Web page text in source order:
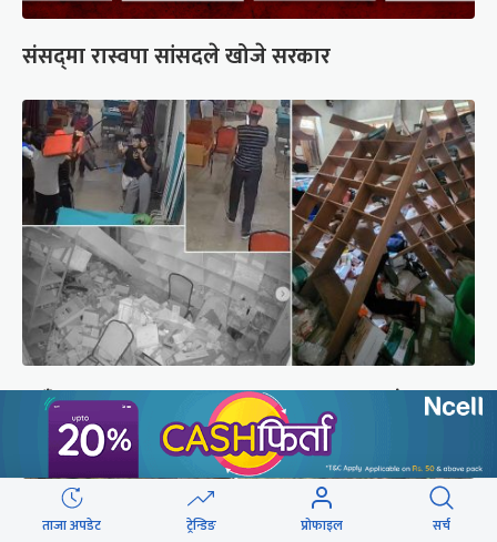
संसद्‍मा रास्वपा सांसदले खोजे सरकार
दिउँसो डाक्टर, नर्स कुटिएको कालीकोटको पलाँता
अस्पतालमा राति फेरि आक्रमण
ताजा अपडेट ट्रेन्डिङ प्रोफाइल सर्च